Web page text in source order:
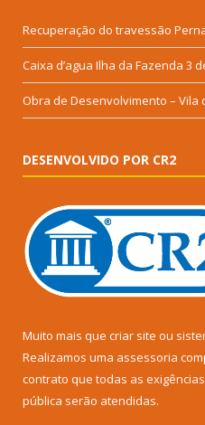
Recuperação do travessão
Caixa d’agua Ilha da Fazenda 3
Obra de Desenvolvimento – Vila
DESENVOLVIDO POR CR2
Muito mais que criar site ou
Realizamos uma assessoria
contrato que todas as
pública serão atendidas.